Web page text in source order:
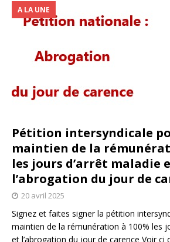
Pétition intersyndicale
maintien de la
les jours d’arrêt maladie
l’abrogation du jour de
A LA UNE
20 avril 2025
Signez et faites signer la pétition
maintien de la rémunération à 100% les
et l’abrogation du jour de carence Voir ci